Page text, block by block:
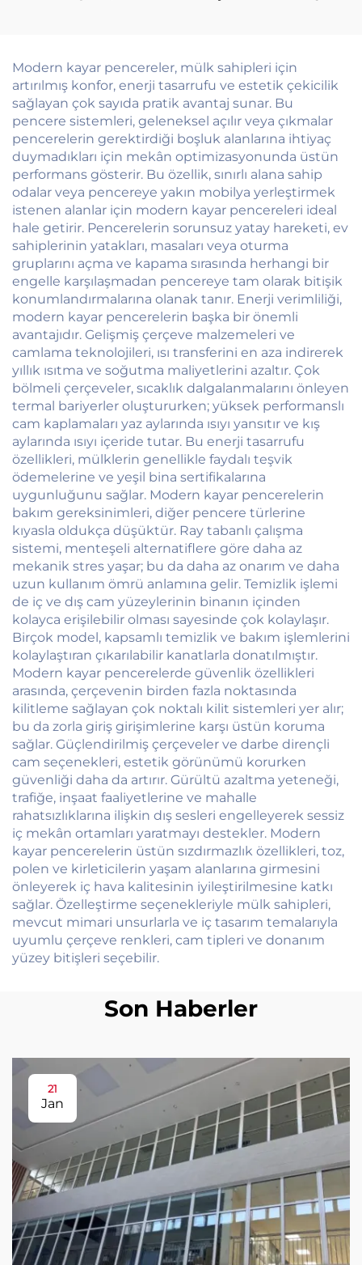
Bölmesi, Akordeon
Cam Katlanır Avlu
Kapı Sistemi
Çatı Penceresi Tavan
Penceresi
Modern kayar pencereler, mülk sahipleri için
artırılmış konfor, enerji tasarrufu ve estetik çekicilik
sağlayan çok sayıda pratik avantaj sunar. Bu
pencere sistemleri, geleneksel açılır veya çıkmalar
pencerelerin gerektirdiği boşluk alanlarına ihtiyaç
duymadıkları için mekân optimizasyonunda üstün
performans gösterir. Bu özellik, sınırlı alana sahip
odalar veya pencereye yakın mobilya yerleştirmek
istenen alanlar için modern kayar pencereleri ideal
hale getirir. Pencerelerin sorunsuz yatay hareketi, ev
sahiplerinin yatakları, masaları veya oturma
gruplarını açma ve kapama sırasında herhangi bir
engelle karşılaşmadan pencereye tam olarak bitişik
konumlandırmalarına olanak tanır. Enerji verimliliği,
modern kayar pencerelerin başka bir önemli
avantajıdır. Gelişmiş çerçeve malzemeleri ve
camlama teknolojileri, ısı transferini en aza indirerek
yıllık ısıtma ve soğutma maliyetlerini azaltır. Çok
bölmeli çerçeveler, sıcaklık dalgalanmalarını önleyen
termal bariyerler oluştururken; yüksek performanslı
cam kaplamaları yaz aylarında ısıyı yansıtır ve kış
aylarında ısıyı içeride tutar. Bu enerji tasarrufu
özellikleri, mülklerin genellikle faydalı teşvik
ödemelerine ve yeşil bina sertifikalarına
uygunluğunu sağlar. Modern kayar pencerelerin
bakım gereksinimleri, diğer pencere türlerine
kıyasla oldukça düşüktür. Ray tabanlı çalışma
sistemi, menteşeli alternatiflere göre daha az
mekanik stres yaşar; bu da daha az onarım ve daha
uzun kullanım ömrü anlamına gelir. Temizlik işlemi
de iç ve dış cam yüzeylerinin binanın içinden
kolayca erişilebilir olması sayesinde çok kolaylaşır.
Birçok model, kapsamlı temizlik ve bakım işlemlerini
kolaylaştıran çıkarılabilir kanatlarla donatılmıştır.
Modern kayar pencerelerde güvenlik özellikleri
arasında, çerçevenin birden fazla noktasında
kilitleme sağlayan çok noktalı kilit sistemleri yer alır;
bu da zorla giriş girişimlerine karşı üstün koruma
sağlar. Güçlendirilmiş çerçeveler ve darbe dirençli
cam seçenekleri, estetik görünümü korurken
güvenliği daha da artırır. Gürültü azaltma yeteneği,
trafiğe, inşaat faaliyetlerine ve mahalle
rahatsızlıklarına ilişkin dış sesleri engelleyerek sessiz
iç mekân ortamları yaratmayı destekler. Modern
kayar pencerelerin üstün sızdırmazlık özellikleri, toz,
polen ve kirleticilerin yaşam alanlarına girmesini
önleyerek iç hava kalitesinin iyileştirilmesine katkı
sağlar. Özelleştirme seçenekleriyle mülk sahipleri,
mevcut mimari unsurlarla ve iç tasarım temalarıyla
uyumlu çerçeve renkleri, cam tipleri ve donanım
yüzey bitişleri seçebilir.
Son Haberler
21
Jan